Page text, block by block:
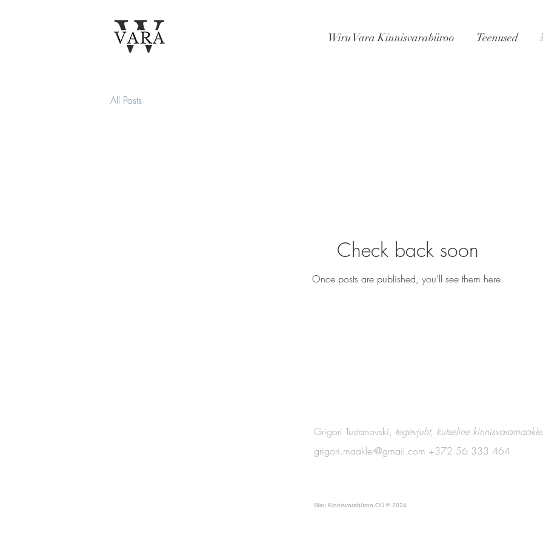
Wiru Vara Kinnisvarabüroo Teenused
All Posts
Check back soon
Once posts are published, you’ll see them here.
Grigori Tustanovski, tegevjuht, kutseline
grigori.maakler@gmail.com +372 56 333 464
Wiru Kinnisvarabüroo OÜ © 2024